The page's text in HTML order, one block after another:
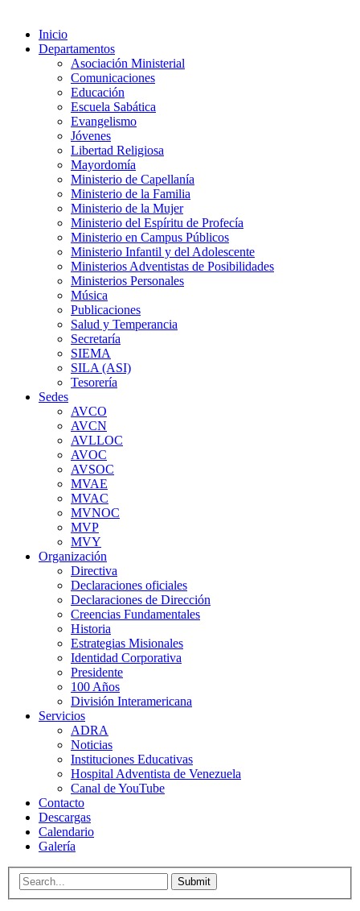
Inicio
Departamentos
Asociación Ministerial
Comunicaciones
Educación
Escuela Sabática
Evangelismo
Jóvenes
Libertad Religiosa
Mayordomía
Ministerio de Capellanía
Ministerio de la Familia
Ministerio de la Mujer
Ministerio del Espíritu de Profecía
Ministerio en Campus Públicos
Ministerio Infantil y del Adolescente
Ministerios Adventistas de Posibilidades
Ministerios Personales
Música
Publicaciones
Salud y Temperancia
Secretaría
SIEMA
SILA (ASI)
Tesorería
Sedes
AVCO
AVCN
AVLLOC
AVOC
AVSOC
MVAE
MVAC
MVNOC
MVP
MVY
Organización
Directiva
Declaraciones oficiales
Declaraciones de Dirección
Creencias Fundamentales
Historia
Estrategias Misionales
Identidad Corporativa
Presidente
100 Años
División Interamericana
Servicios
ADRA
Noticias
Instituciones Educativas
Hospital Adventista de Venezuela
Canal de YouTube
Contacto
Descargas
Calendario
Galería
Submit